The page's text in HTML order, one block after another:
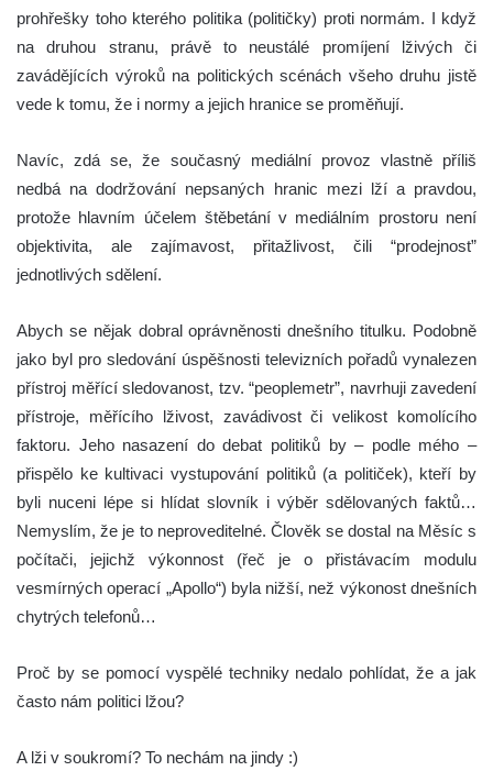
prohřešky toho kterého politika (političky) proti normám. I když
na druhou stranu, právě to neustálé promíjení lživých či
zavádějících výroků na politických scénách všeho druhu jistě
vede k tomu, že i normy a jejich hranice se proměňují.
Navíc, zdá se, že současný mediální provoz vlastně příliš
nedbá na dodržování nepsaných hranic mezi lží a pravdou,
protože hlavním účelem štěbetání v mediálním prostoru není
objektivita, ale zajímavost, přitažlivost, čili “prodejnost”
jednotlivých sdělení.
Abych se nějak dobral oprávněnosti dnešního titulku. Podobně
jako byl pro sledování úspěšnosti televizních pořadů vynalezen
přístroj měřící sledovanost, tzv. “peoplemetr”, navrhuji zavedení
přístroje, měřícího lživost, zavádivost či velikost komolícího
faktoru. Jeho nasazení do debat politiků by – podle mého –
přispělo ke kultivaci vystupování politiků (a političek), kteří by
byli nuceni lépe si hlídat slovník i výběr sdělovaných faktů…
Nemyslím, že je to neproveditelné. Člověk se dostal na Měsíc s
počítači, jejichž výkonnost (řeč je o přistávacím modulu
vesmírných operací „Apollo“) byla nižší, než výkonost dnešních
chytrých telefonů…
Proč by se pomocí vyspělé techniky nedalo pohlídat, že a jak
často nám politici lžou?
A lži v soukromí? To nechám na jindy :)